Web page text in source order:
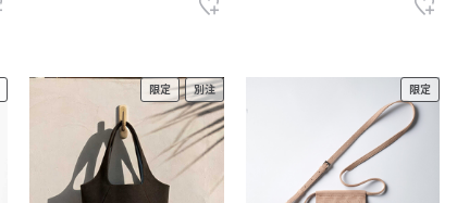
限定 別注 限定